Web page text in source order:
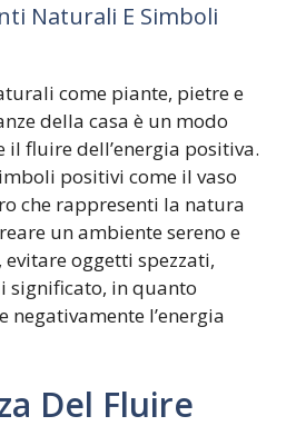
Naturali E Simboli
come piante, pietre e
della casa è un modo
il fluire dell’energia positiva.
positivi come il vaso
che rappresenti la natura
un ambiente sereno e
oggetti spezzati,
significato, in quanto
negativamente l’energia
Del Fluire